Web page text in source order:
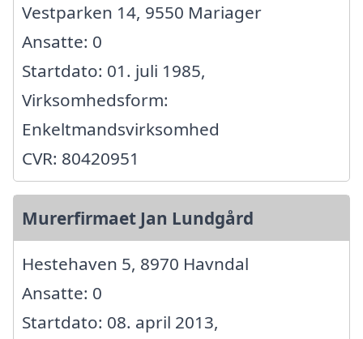
Vestparken 14, 9550 Mariager
Ansatte: 0
Startdato: 01. juli 1985,
Virksomhedsform:
Enkeltmandsvirksomhed
CVR: 80420951
Murerfirmaet Jan Lundgård
Hestehaven 5, 8970 Havndal
Ansatte: 0
Startdato: 08. april 2013,